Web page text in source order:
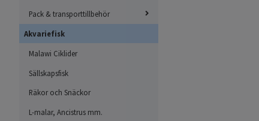
Pack & transporttillbehör
Akvariefisk
Malawi Ciklider
Sällskapsfisk
Räkor och Snäckor
L-malar, Ancistrus mm.